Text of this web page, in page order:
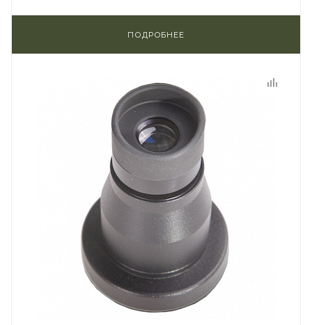
ПОДРОБНЕЕ